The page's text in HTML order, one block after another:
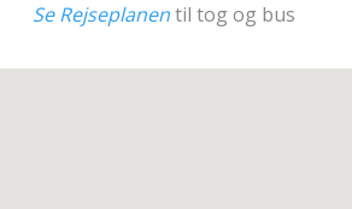
Se Rejseplanentil tog og bus